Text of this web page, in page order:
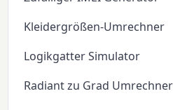
Kleidergrößen-Umrechner
Logikgatter Simulator
Radiant zu Grad Umrechner